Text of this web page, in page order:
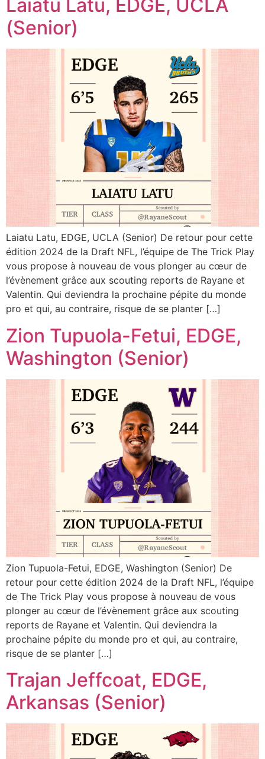
Laiatu Latu, EDGE, UCLA
(Senior)
Laiatu Latu, EDGE, UCLA (Senior) De retour pour cette
édition 2024 de la Draft NFL, l’équipe de The Trick Play
vous propose à nouveau de vous plonger au cœur de
l’évènement grâce aux scouting reports de Rayane et
Valentin. Qui deviendra la prochaine pépite du monde
pro et qui, au contraire, risque de se planter […]
Zion Tupuola-Fetui, EDGE,
Washington (Senior)
Zion Tupuola-Fetui, EDGE, Washington (Senior) De
retour pour cette édition 2024 de la Draft NFL, l’équipe
de The Trick Play vous propose à nouveau de vous
plonger au cœur de l’évènement grâce aux scouting
reports de Rayane et Valentin. Qui deviendra la
prochaine pépite du monde pro et qui, au contraire,
risque de se planter […]
Trajan Jeffcoat, EDGE,
Arkansas (Senior)